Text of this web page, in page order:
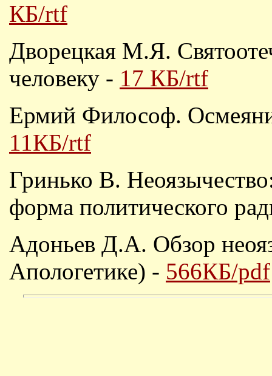
КБ/rtf
Дворецкая М.Я.
человеку - 17 КБ/rtf
Ермий Философ.
11КБ/rtf
Гринько В.
форма политического
Адоньев Д.А. Обзор
Апологетике) - 566КБ/pdf